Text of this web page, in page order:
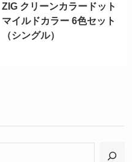
ZIG クリーンカラードット
マイルドカラー 6色セット
（シングル）